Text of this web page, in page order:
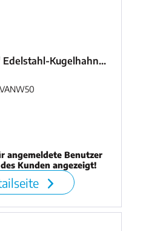
Kugelhahn...
angemeldete Benutzer
Kunden angezeigt!